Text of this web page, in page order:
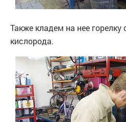
Также кладем на нее горелку
кислорода.